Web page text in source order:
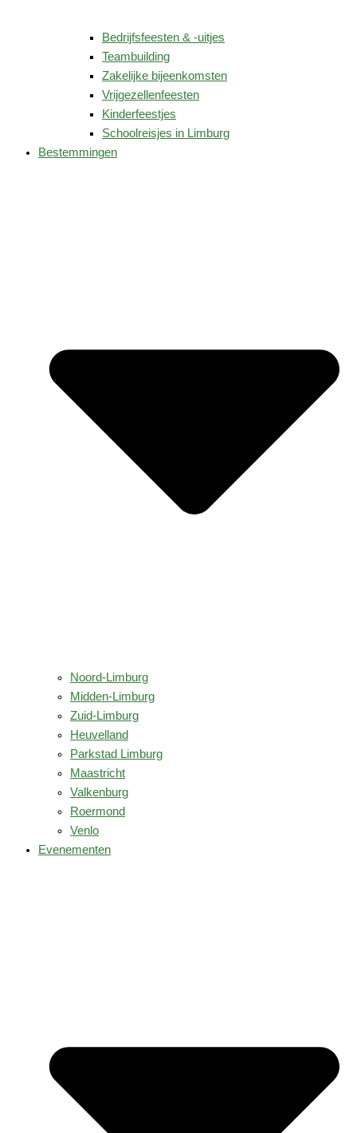
Bedrijfsfeesten & -uitjes
Teambuilding
Zakelijke bijeenkomsten
Vrijgezellenfeesten
Kinderfeestjes
Schoolreisjes in Limburg
Bestemmingen
Noord-Limburg
Midden-Limburg
Zuid-Limburg
Heuvelland
Parkstad Limburg
Maastricht
Valkenburg
Roermond
Venlo
Evenementen